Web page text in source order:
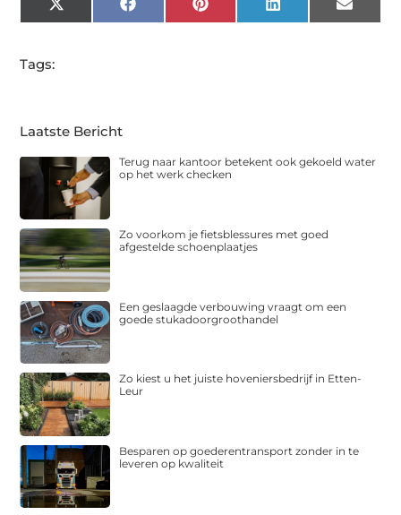
X
(Twitter)
FacebookPinterest LinkedIn Email
Tags:
Laatste Bericht
Terug naar kantoor betekent ook gekoeld water
op het werk checken
Zo voorkom je fietsblessures met goed
afgestelde schoenplaatjes
Een geslaagde verbouwing vraagt om een
goede stukadoorgroothandel
Zo kiest u het juiste hoveniersbedrijf in Etten-
Leur
Besparen op goederentransport zonder in te
leveren op kwaliteit